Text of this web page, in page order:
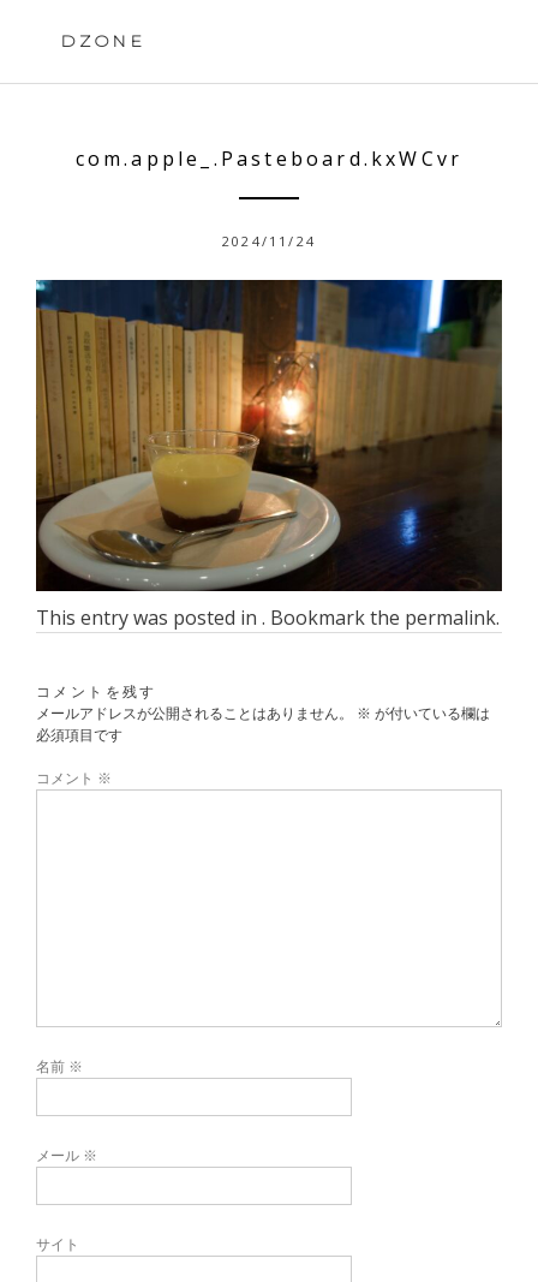
DZONE
com.apple_.Pasteboard.kxWCvr
2024/11/24
This entry was posted in . Bookmark the permalink.
コメントを残す
メールアドレスが公開されることはありません。
※ が付いている欄は
必須項目です
コメント ※
名前 ※
メール ※
サイト